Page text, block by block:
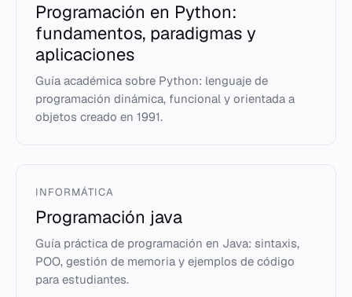
Programación en Python:
fundamentos, paradigmas y
aplicaciones
Guía académica sobre Python: lenguaje de
programación dinámica, funcional y orientada a
objetos creado en 1991.
INFORMÁTICA
Programación java
Guía práctica de programación en Java: sintaxis,
POO, gestión de memoria y ejemplos de código
para estudiantes.